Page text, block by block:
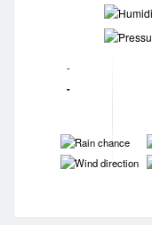
-
-
-
-
-
-